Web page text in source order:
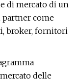
di mercato di un
partner come
broker, fornitori
delle